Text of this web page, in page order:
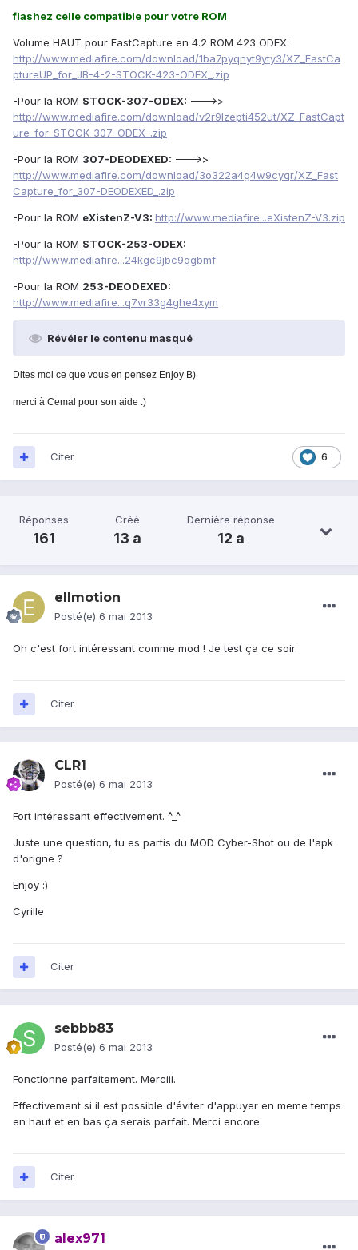
flashez celle compatible pour votre ROM
Volume HAUT pour FastCapture en 4.2 ROM 423 ODEX:
http://www.mediafire.com/download/1ba7pyqnyt9yty3/XZ_FastCa
ptureUP_for_JB-4-2-STOCK-423-ODEX_.zip
-Pour la ROM STOCK-307-ODEX: --->>
http://www.mediafire.com/download/v2r9lzepti452ut/XZ_FastCapt
ure_for_STOCK-307-ODEX_.zip
-Pour la ROM 307-DEODEXED: --->>
http://www.mediafire.com/download/3o322a4g4w9cyqr/XZ_Fast
Capture_for_307-DEODEXED_.zip
-Pour la ROM eXistenZ-V3: http://www.mediafire...eXistenZ-V3.zip
-Pour la ROM STOCK-253-ODEX:
http://www.mediafire...24kgc9jbc9qgbmf
-Pour la ROM 253-DEODEXED:
http://www.mediafire...q7vr33g4ghe4xym
Révéler le contenu masqué
Dites moi ce que vous en pensez Enjoy B)
merci à Cemal pour son aide :)
6
Citer
Réponses
161
Créé
13 a
Dernière réponse
12 a
ellmotion
Posté(e) 6 mai 2013
Oh c'est fort intéressant comme mod ! Je test ça ce soir.
Citer
CLR1
Posté(e) 6 mai 2013
Fort intéressant effectivement. ^_^
Juste une question, tu es partis du MOD Cyber-Shot ou de l'apk
d'origne ?
Enjoy :)
Cyrille
Citer
sebbb83
Posté(e) 6 mai 2013
Fonctionne parfaitement. Merciii.
Effectivement si il est possible d'éviter d'appuyer en meme temps
en haut et en bas ça serais parfait. Merci encore.
Citer
alex971